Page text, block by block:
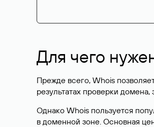
Для чего
Прежде всего, Whois
результатах проверки
Однако Whois пользуется
в доменной зоне. Основная